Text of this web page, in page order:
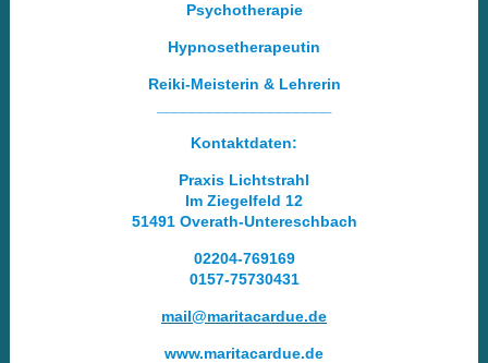
Psychotherapie
Hypnosetherapeutin
Reiki-Meisterin & Lehrerin
Kontaktdaten:
Praxis Lichtstrahl
Im Ziegelfeld 12
51491 Overath-Untereschbach
02204-769169
0157-75730431
mail@maritacardue.de
www.maritacardue.de